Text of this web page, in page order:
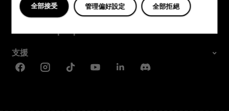
關於
Planet and people
支援
FacebookInstagramTiktokYoutubeLinkedinDiscord
全部拒絕
管理偏好設定
全部接受